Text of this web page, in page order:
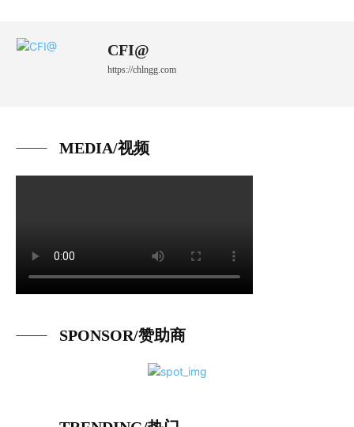
CFI@
https://chlngg.com
MEDIA/视频
SPONSOR/赞助商